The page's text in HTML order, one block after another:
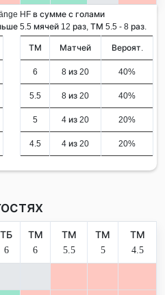
HF в сумме с голами
5.5 мячей 12 раз, ТМ 5.5 - 8 раз.
ТМ Матчей Вероят.
6 8 из 20 40%
5.5 8 из 20 40%
5 4 из 20 20%
4.5 4 из 20 20%
ТБ
6
ТМ
6
ТМ
5.5
ТМ
5
ТМ
4.5